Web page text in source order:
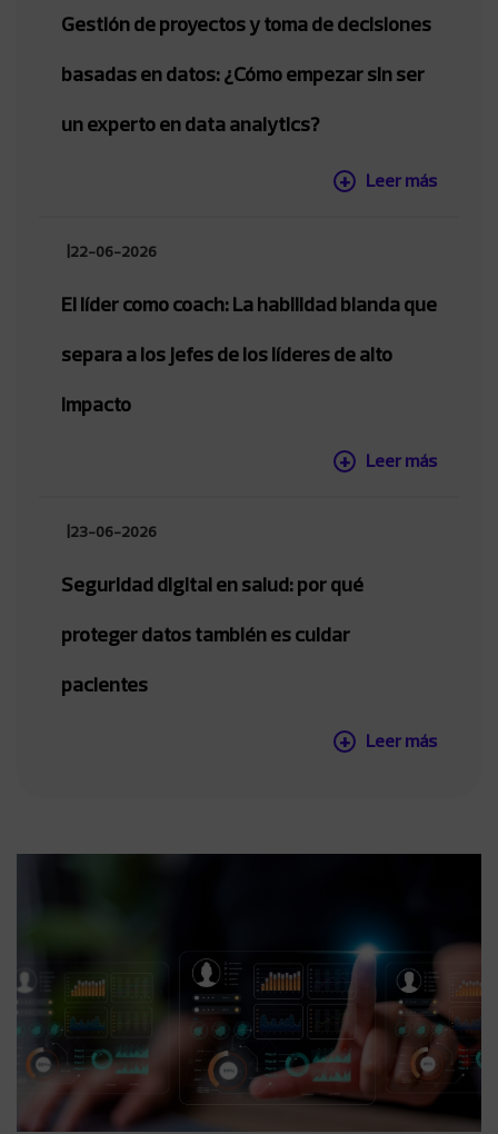
Gestión de proyectos y toma de decisiones
basadas en datos: ¿Cómo empezar sin ser
un experto en data analytics?
Leer más
|22-06-2026
El líder como coach: La habilidad blanda que
separa a los jefes de los líderes de alto
impacto
Leer más
|23-06-2026
Seguridad digital en salud: por qué
proteger datos también es cuidar
pacientes
Leer más